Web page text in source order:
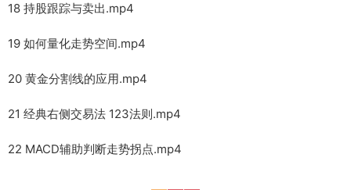
18 持股跟踪与卖出.mp4
19 如何量化走势空间.mp4
20 黄金分割线的应用.mp4
21 经典右侧交易法 123法则.mp4
22 MACD辅助判断走势拐点.mp4